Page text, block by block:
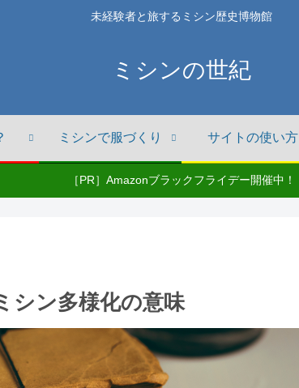
未経験者と旅するミシン歴史博物館
ミシンの世紀
ミシンで服づくり サイトの使い方
［PR］Amazonブラックフライデー開催中！
シン多様化の意味